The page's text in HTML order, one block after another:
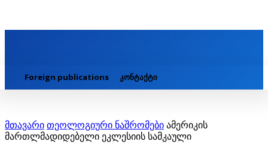
Foreign publications კონტაქტი
მთავარი თეოლოგიური ნაშრომები ამერიკის
მართლმადიდებელი ეკლესიის სამკაული